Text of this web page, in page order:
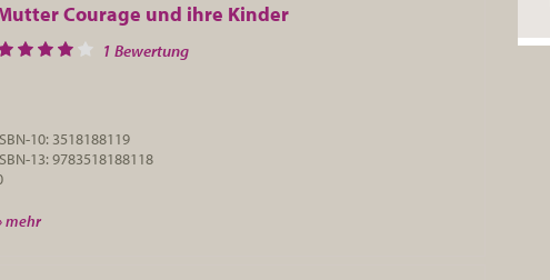
Courage und ihre Kinder
1 Bewertung
10: 3518188119
13: 9783518188118
mehr